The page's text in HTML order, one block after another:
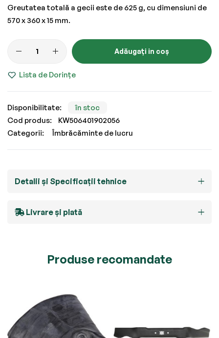
Greutatea totală a gecii este de 625 g, cu dimensiuni de
570 x 360 x 15 mm.
Adăugați in coș
Lista de Dorințe
în stoc
Cod produs
KW506401902056
Categorii:
Îmbrăcăminte de lucru
Detalii și Specificații tehnice
Livrare și plată
Produse recomandate